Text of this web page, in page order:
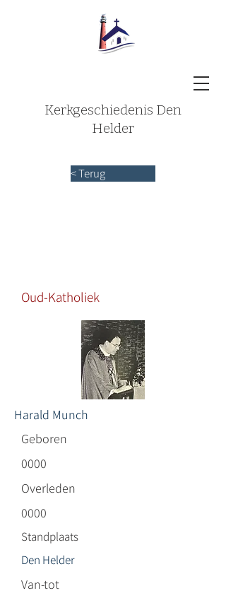
Kerkgeschiedenis Den
Helder
< Terug
Oud-Katholiek
Harald Munch
Geboren
0000
Overleden
0000
Standplaats
Den Helder
Van-tot